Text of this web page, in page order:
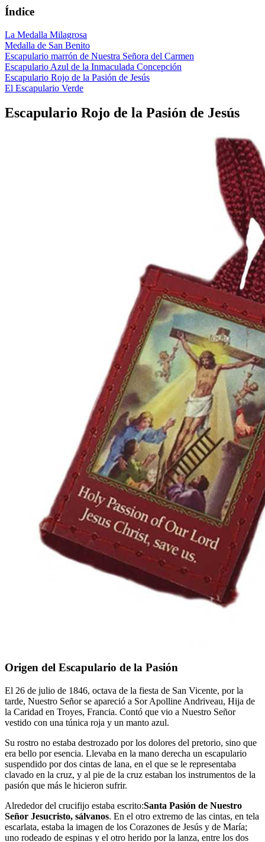
Índice
La Medalla Milagrosa
Medalla de San Benito
Escapulario marrón de Nuestra Señora del Carmen
Escapulario Azul de la Inmaculada Concepción
Escapulario Rojo de la Pasión de Jesús
El Escapulario Verde
Escapulario Rojo de la Pasión de Jesús
Origen del Escapulario de la Pasión
El 26 de julio de 1846, octava de la fiesta de San Vicente, por la
tarde, Nuestro Señor se apareció a Sor Apolline Andriveau, Hija de
la Caridad en Troyes, Francia. Contó que vio a Nuestro Señor
vestido con una túnica roja y un manto azul.
Su rostro no estaba destrozado por los dolores del pretorio, sino que
era bello por esencia. Llevaba en la mano derecha un escapulario
suspendido por dos cintas de lana, en el que se le representaba
clavado en la cruz, y al pie de la cruz estaban los instrumentos de la
pasión que más le hicieron sufrir.
Alrededor del crucifijo estaba escrito:Santa Pasión de Nuestro
Señor Jesucristo, sálvanos. En el otro extremo de las cintas, en tela
escarlata, estaba la imagen de los Corazones de Jesús y de María;
uno rodeado de espinas y el otro herido por la lanza, entre los dos